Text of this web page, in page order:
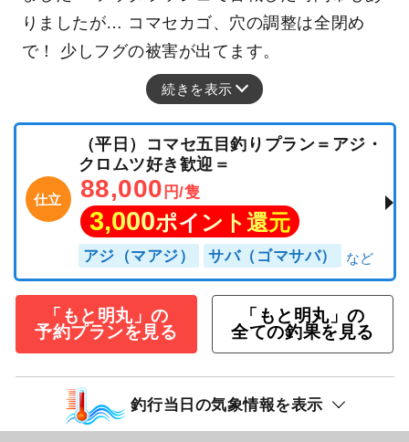
りましたが… コマセカゴ、穴の調整は全閉め
で！ 少しフグの被害が出てます。
続きを表示
仕立
（平日）コマセ五目釣りプラン＝アジ・
クロムツ好き歓迎＝
88,000 円/隻
3,000ポイント還元
アジ（マアジ） サバ（ゴマサバ）
「もと明丸」の
予約プランを見る
「もと明丸」の
全ての釣果を見る
釣行当日の気象情報を表示